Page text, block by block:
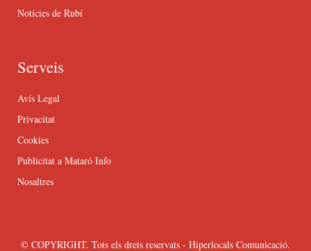
Notícies de Rubí
Serveis
Avís Legal
Privacitat
Cookies
Publicitat a Mataró Info
Nosaltres
© COPYRIGHT. Tots els drets reservats - Hiperlocals Comunicació.